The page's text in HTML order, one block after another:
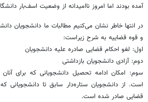
آمده بودند اما امروز ناامیدانه از وضعیت اسف‌بار
در انتها خاطر نشان می‌کنیم مطالبات ما دانشجویان
و قوه قضاییه به شرح زیراست:
اول: لغو احکام قضایی صادره علیه دانشجویان
دوم: آزادی دانشجویان بازداشتی
سوم: امکان ادامه تحصیل دانشجویانی که برای
است. از دانشجویان ستاره‌دار سابق تا دانشجویانی
قضایی صادر شده است.